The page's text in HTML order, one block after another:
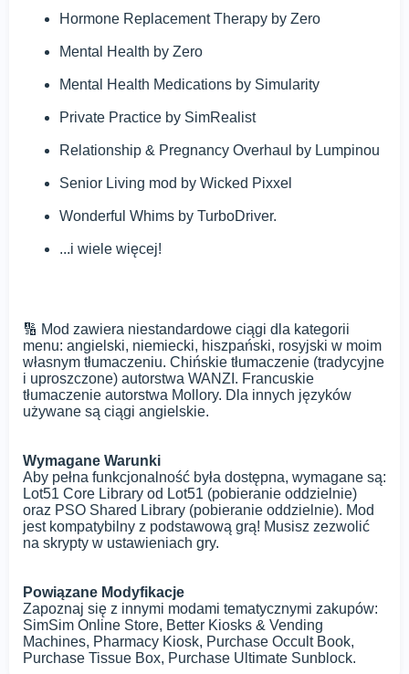
Hormone Replacement Therapy by Zero
Mental Health by Zero
Mental Health Medications by Simularity
Private Practice by SimRealist
Relationship & Pregnancy Overhaul by Lumpinou
Senior Living mod by Wicked Pixxel
Wonderful Whims by TurboDriver.
...i wiele więcej!
🔢 Mod zawiera niestandardowe ciągi dla kategorii
menu: angielski, niemiecki, hiszpański, rosyjski w moim
własnym tłumaczeniu. Chińskie tłumaczenie (tradycyjne
i uproszczone) autorstwa WANZI. Francuskie
tłumaczenie autorstwa Mollory. Dla innych języków
używane są ciągi angielskie.
Wymagane Warunki
Aby pełna funkcjonalność była dostępna, wymagane są:
Lot51 Core Library od Lot51 (pobieranie oddzielnie)
oraz PSO Shared Library (pobieranie oddzielnie). Mod
jest kompatybilny z podstawową grą! Musisz zezwolić
na skrypty w ustawieniach gry.
Powiązane Modyfikacje
Zapoznaj się z innymi modami tematycznymi zakupów:
SimSim Online Store, Better Kiosks & Vending
Machines, Pharmacy Kiosk, Purchase Occult Book,
Purchase Tissue Box, Purchase Ultimate Sunblock.